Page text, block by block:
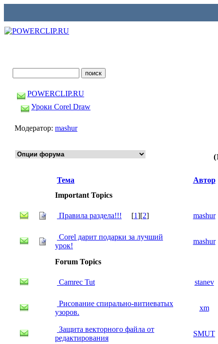
POWERCLIP.RU
Уроки Corel Draw
Модератор: mashur
Тема
Автор
Important Topics
Правила раздела!!! [1][2] mashur
Corel дарит подарки за лучший
урок!
mashur
Forum Topics
Camrec Tut stanev
Рисование спирально-витиеватых
узоров.
xm
Защита векторного файла от
редактирования
SMUT